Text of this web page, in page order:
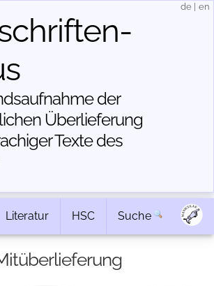
der
Über­lieferung
Texte des
de en
Literatur HSC Suche